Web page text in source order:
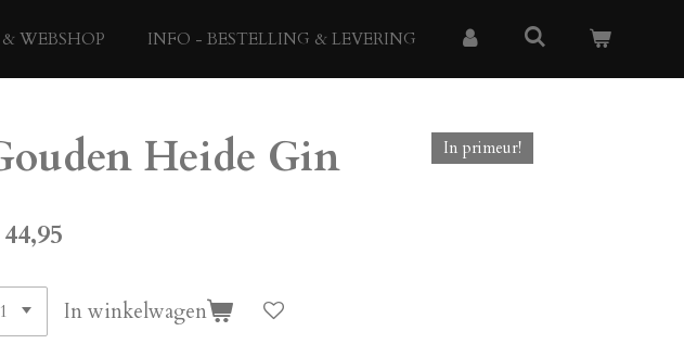
WEBSHOP INFO - BESTELLING & LEVERING
Heide Gin In primeur!
In winkelwagen